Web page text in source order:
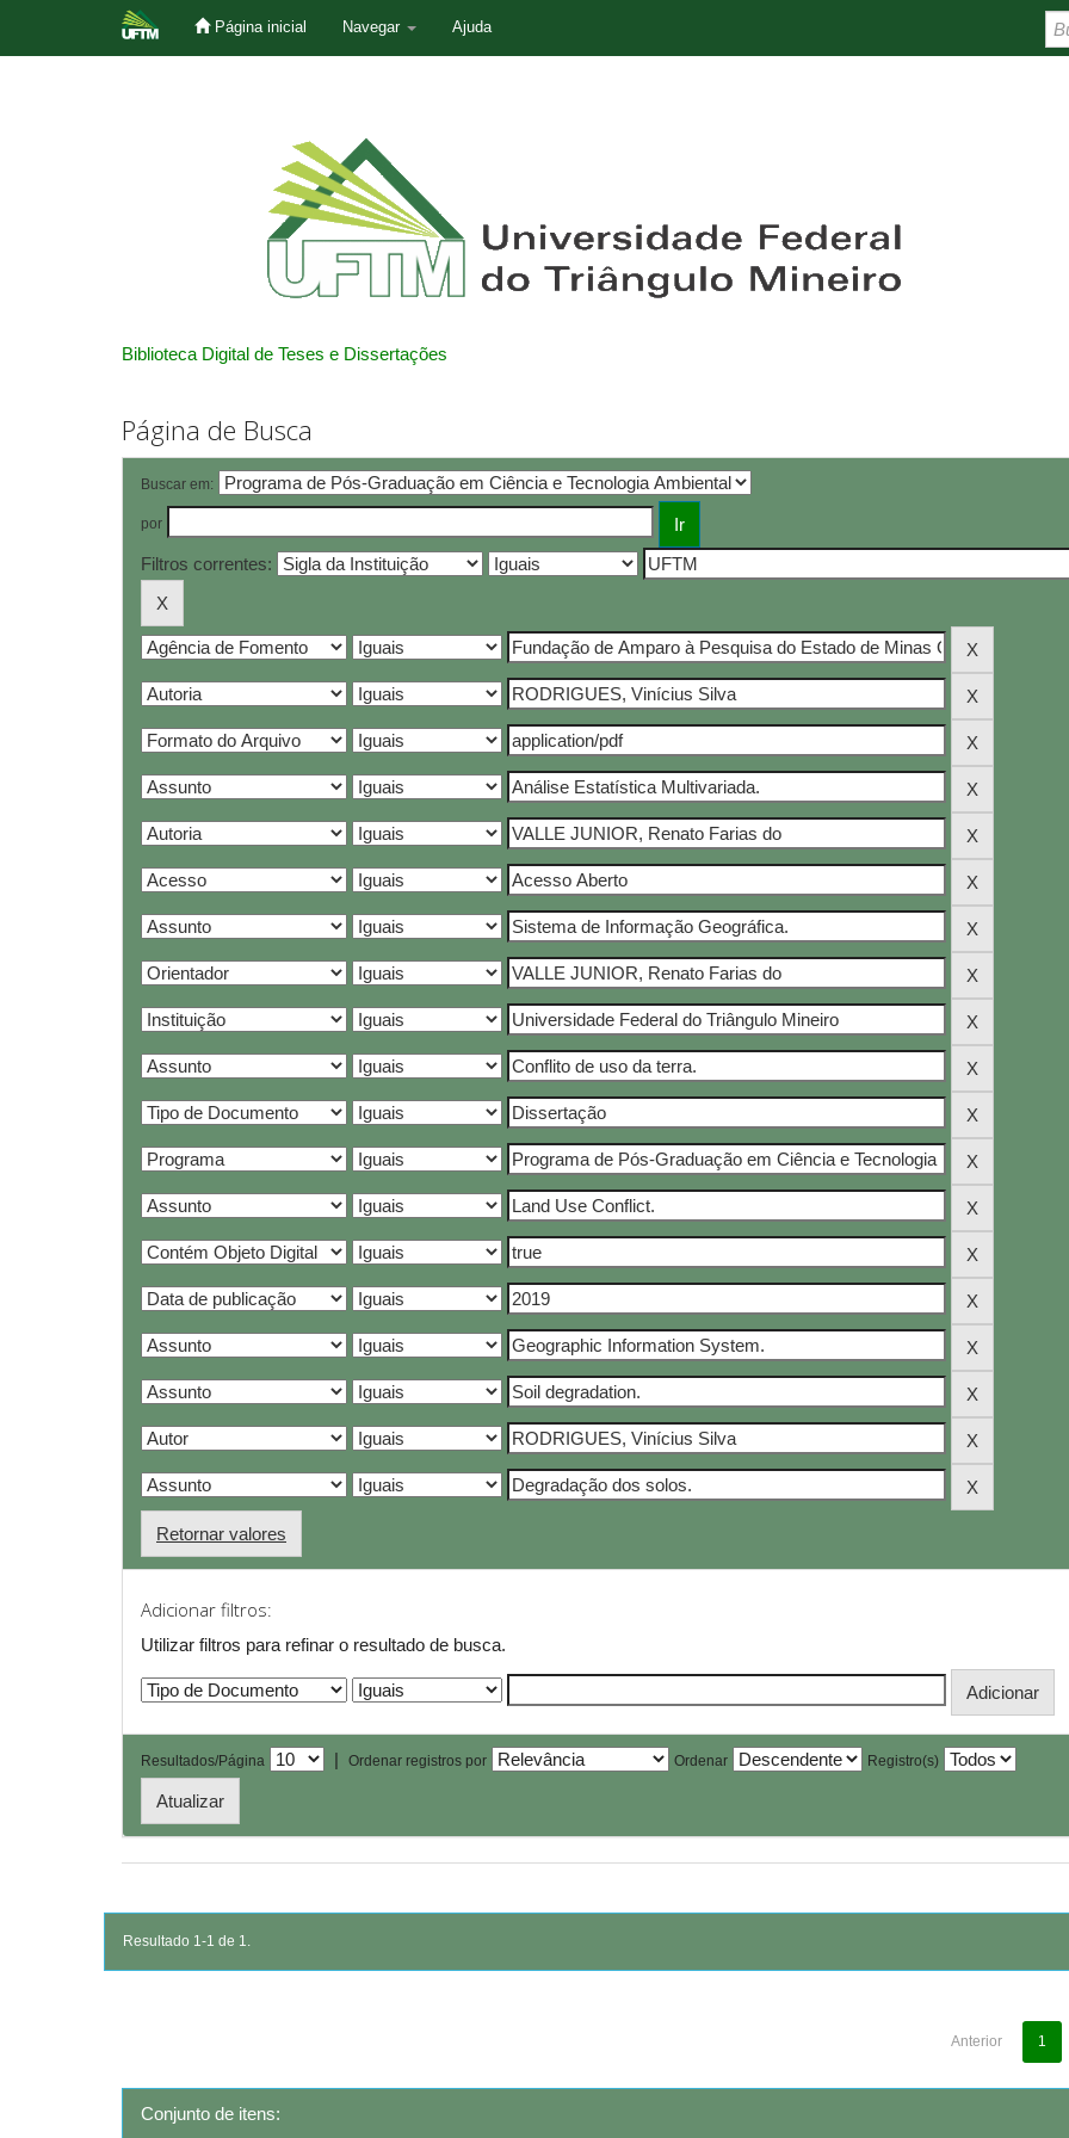
Página inicial Navegar Ajuda
Biblioteca Digital de Teses e Dissertações
Página de Busca
Buscar em:
por
Filtros correntes:
Retornar valores
Adicionar filtros:
Utilizar filtros para refinar o resultado de busca.
Resultados/Página | Ordenar registros por Ordenar Registro(s)
Resultado 1-1 de 1.
Anterior 1
Conjunto de itens: